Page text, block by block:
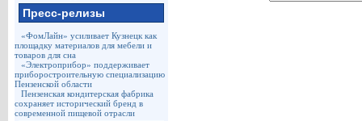
Пресс-релизы
«ФомЛайн» усиливает Кузнецк как
площадку материалов для мебели и
товаров для сна
«Электроприбор» поддерживает
приборостроительную специализацию
Пензенской области
Пензенская кондитерская фабрика
сохраняет исторический бренд в
современной пищевой отрасли